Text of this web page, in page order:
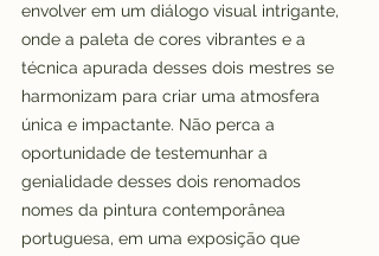
envolver em um diálogo visual intrigante,
onde a paleta de cores vibrantes e a
técnica apurada desses dois mestres se
harmonizam para criar uma atmosfera
única e impactante. Não perca a
oportunidade de testemunhar a
genialidade desses dois renomados
nomes da pintura contemporânea
portuguesa, em uma exposição que